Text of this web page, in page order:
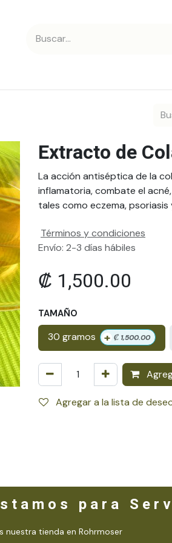
Extracto de
La acción antiséptica de la
inflamatoria, combate el
tales como eczema,
₡ 1,500.00
TAMAÑO
30 gramos + ₡ 1,500.00
Agregar a la lista de
Términos y condiciones
Envío: 2-3 días hábiles
s t a m o s p a r a S e r
nuestra tienda en Rohrmoser